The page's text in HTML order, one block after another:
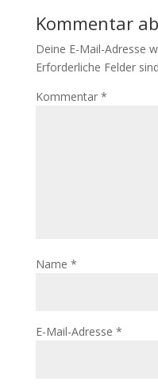
Kommentar
Deine E-Mail-Adresse
Erforderliche Felder
Kommentar *
Name *
E-Mail-Adresse *